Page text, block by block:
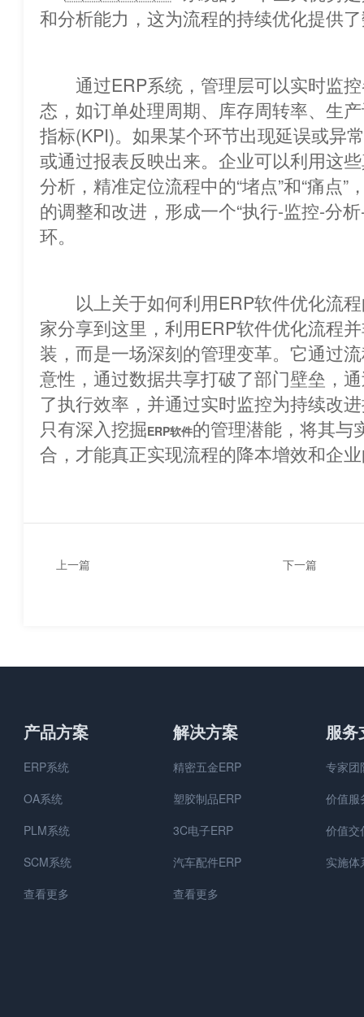
和分析能力，这为流程的持续优化提供
通过ERP系统，管理层可以实时监控
态，如订单处理周期、库存周转率、生
指标(KPI)。如果某个环节出现延误或异
或通过报表反映出来。企业可以利用这
分析，精准定位流程中的“堵点”和“痛
的调整和改进，形成一个“执行-监控-分
环。
以上关于如何利用ERP软件优化流程
家分享到这里，利用ERP软件优化流程
装，而是一场深刻的管理变革。它通过
意性，通过数据共享打破了部门壁垒，
了执行效率，并通过实时监控为持续改
只有深入挖掘ERP软件的管理潜能，将其与
合，才能真正实现流程的降本增效和企
上一篇
下一篇
产品方案
ERP系统
OA系统
PLM系统
SCM系统
查看更多
解决方案
精密五金ERP
塑胶制品ERP
3C电子ERP
汽车配件ERP
查看更多
服务
专家团
价值服
价值交
实施体